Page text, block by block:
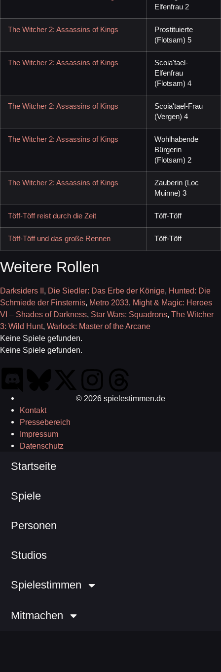
Elfenfrau 2
The Witcher 2: Assassins of Kings
Prostituierte
(Flotsam) 5
The Witcher 2: Assassins of Kings
Scoia'tael-
Elfenfrau
(Flotsam) 4
The Witcher 2: Assassins of Kings
Scoia'tael-Frau
(Vergen) 4
The Witcher 2: Assassins of Kings
Wohlhabende
Bürgerin
(Flotsam) 2
The Witcher 2: Assassins of Kings
Zauberin (Loc
Muinne) 3
Töff-Töff reist durch die Zeit Töff-Töff
Töff-Töff und das große Rennen Töff-Töff
Weitere Rollen
Darksiders II, Die Siedler: Das Erbe der Könige, Hunted: Die
Schmiede der Finsternis, Metro 2033, Might & Magic: Heroes
VI – Shades of Darkness, Star Wars: Squadrons, The Witcher
3: Wild Hunt, Warlock: Master of the Arcane
Keine Spiele gefunden.
Keine Spiele gefunden.
© 2026 spielestimmen.de
Kontakt
Pressebereich
Impressum
Datenschutz
Startseite
Spiele
Personen
Studios
Spielestimmen
Mitmachen